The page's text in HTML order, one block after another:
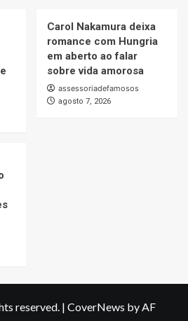
Carol Nakamura deixa
romance com Hungria
em aberto ao falar
sobre vida amorosa
assessoriadefamosos
agosto 7, 2026
reserved. | CoverNews by AF